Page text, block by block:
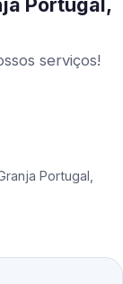
serviços!
Portugal,